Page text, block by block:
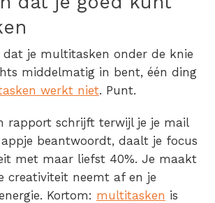
je multitasken onder de knie
middelmatig in bent, één ding
werkt niet. Punt.
rapport schrijft terwijl je je mail
beantwoordt, daalt je focus
met maar liefst 40%. Je maakt
creativiteit neemt af en je
Kortom: multitasken is